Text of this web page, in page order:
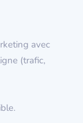
avec
(trafic,